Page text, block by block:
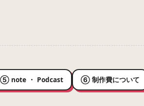
⑤ note ・ Podcast ⑥ 制作費について